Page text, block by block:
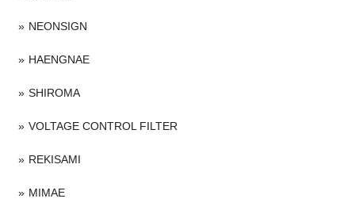
NEONSIGN
HAENGNAE
SHIROMA
VOLTAGE CONTROL FILTER
REKISAMI
MIMAE